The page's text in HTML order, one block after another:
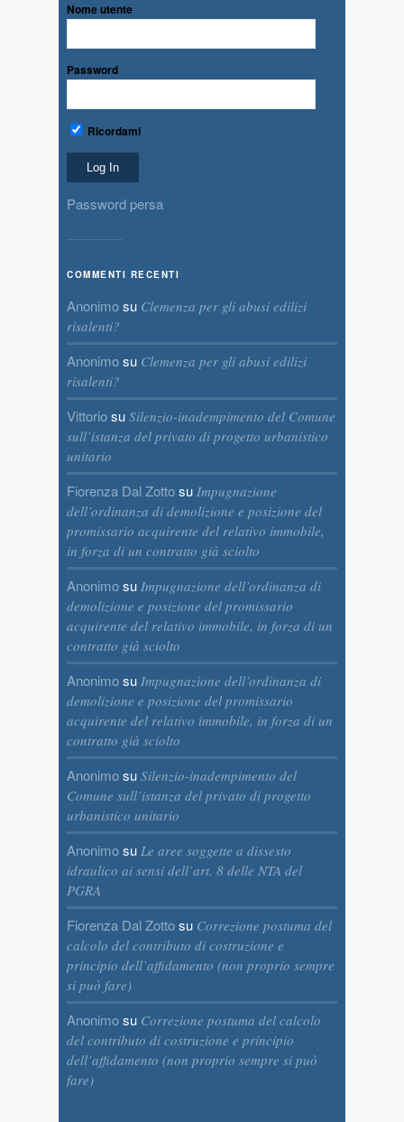
Nome utente
Password
Ricordami
Password persa
COMMENTI RECENTI
Anonimosu Clemenza per gli abusi edilizi
risalenti?
Anonimosu Clemenza per gli abusi edilizi
risalenti?
Vittoriosu Silenzio-inadempimento del Comune
sull’istanza del privato di progetto urbanistico
unitario
Fiorenza Dal Zottosu Impugnazione
dell’ordinanza di demolizione e posizione del
promissario acquirente del relativo immobile,
in forza di un contratto già sciolto
Anonimosu Impugnazione dell’ordinanza di
demolizione e posizione del promissario
acquirente del relativo immobile, in forza di un
contratto già sciolto
Anonimosu Impugnazione dell’ordinanza di
demolizione e posizione del promissario
acquirente del relativo immobile, in forza di un
contratto già sciolto
Anonimosu Silenzio-inadempimento del
Comune sull’istanza del privato di progetto
urbanistico unitario
Anonimosu Le aree soggette a dissesto
idraulico ai sensi dell’art. 8 delle NTA del
PGRA
Fiorenza Dal Zottosu Correzione postuma del
calcolo del contributo di costruzione e
principio dell’affidamento (non proprio sempre
si può fare)
Anonimosu Correzione postuma del calcolo
del contributo di costruzione e principio
dell’affidamento (non proprio sempre si può
fare)